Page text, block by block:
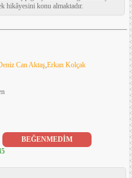
hikâyesini konu almaktadır.
Can Aktaş,Erkan Kolçak
BEĞENMEDİM